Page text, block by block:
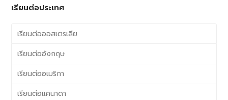
เรียนต่อประเทศ
เรียนต่อออสเตรเลีย
เรียนต่ออังกฤษ
เรียนต่ออเมริกา
เรียนต่อแคนาดา